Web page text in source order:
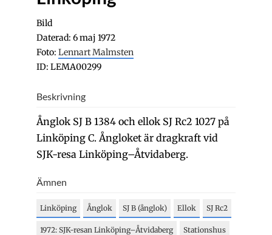
Bild
Daterad: 6 maj 1972
Foto: Lennart Malmsten
ID: LEMA00299
Beskrivning
Ånglok SJ B 1384 och ellok SJ Rc2 1027 på
Linköping C. Ångloket är dragkraft vid
SJK-resa Linköping–Åtvidaberg.
Ämnen
Linköping Ånglok SJ B (ånglok) Ellok SJ Rc2
1972: SJK-resan Linköping–Åtvidaberg Stationshus